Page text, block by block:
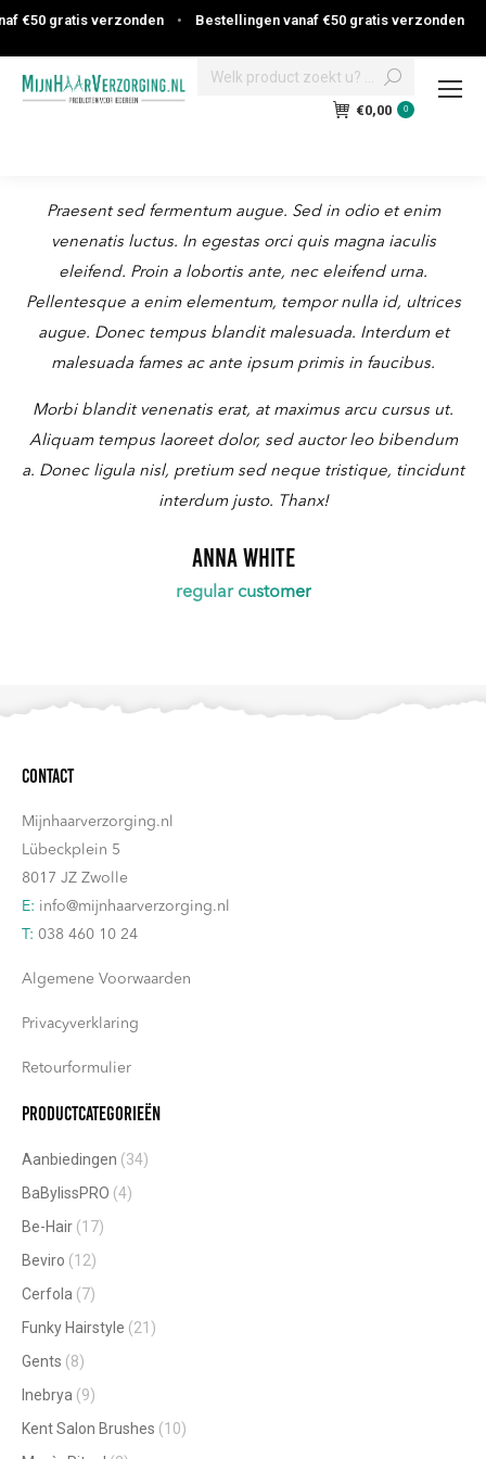
€50 gratis verzonden Bestellingen vanaf €50 gratis verzonden
Search:
€0,00 0
Praesent sed fermentum augue. Sed in odio et enim
venenatis luctus. In egestas orci quis magna iaculis
eleifend. Proin a lobortis ante, nec eleifend urna.
Pellentesque a enim elementum, tempor nulla id, ultrices
augue. Donec tempus blandit malesuada. Interdum et
malesuada fames ac ante ipsum primis in faucibus.
Morbi blandit venenatis erat, at maximus arcu cursus ut.
Aliquam tempus laoreet dolor, sed auctor leo bibendum
a. Donec ligula nisl, pretium sed neque tristique, tincidunt
interdum justo. Thanx!
Anna White
regular customer
Contact
Mijnhaarverzorging.nl
Lübeckplein 5
8017 JZ Zwolle
E: info@mijnhaarverzorging.nl
T: 038 460 10 24
Algemene Voorwaarden
Privacyverklaring
Retourformulier
Productcategorieën
Aanbiedingen (34)
BaBylissPRO (4)
Be-Hair (17)
Beviro (12)
Cerfola (7)
Funky Hairstyle (21)
Gents (8)
Inebrya (9)
Kent Salon Brushes (10)